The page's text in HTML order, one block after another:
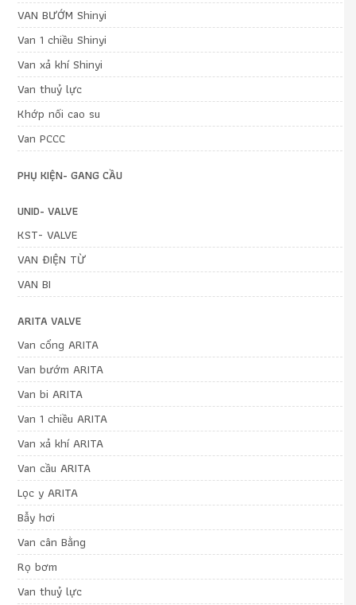
VAN BƯỚM Shinyi
Van 1 chiều Shinyi
Van xả khí Shinyi
Van thuỷ lực
Khớp nối cao su
Van PCCC
PHỤ KIỆN- GANG CẦU
UNID- VALVE
KST- VALVE
VAN ĐIỆN TỪ
VAN BI
ARITA VALVE
Van cổng ARITA
Van bướm ARITA
Van bi ARITA
Van 1 chiều ARITA
Van xả khí ARITA
Van cầu ARITA
Lọc y ARITA
Bẫy hơi
Van cân Bằng
Rọ bơm
Van thuỷ lực